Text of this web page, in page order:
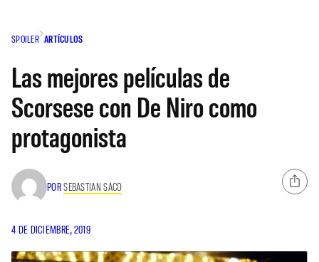
SPOILER ARTÍCULOS
Las mejores películas de
Scorsese con De Niro como
protagonista
PORSEBASTIAN SACO
4 DE DICIEMBRE, 2019